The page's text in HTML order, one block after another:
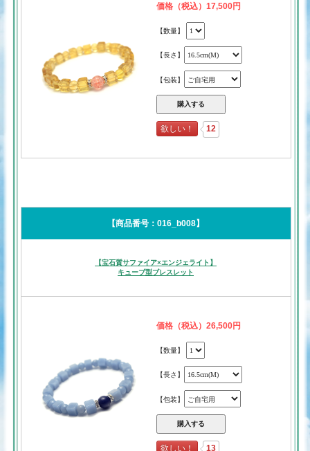
価格（税込）17,500円
【数量】
【長さ】
【包装】
欲しい！ 12
【商品番号：016_b008】
【宝石質サファイア×エンジェライト】
キューブ型ブレスレット
価格（税込）26,500円
【数量】
【長さ】
【包装】
欲しい！ 13